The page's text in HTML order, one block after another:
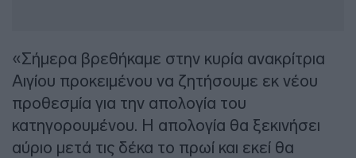
«Σήμερα βρεθήκαμε στην κυρία ανακρίτρια
Αιγίου προκειμένου να ζητήσουμε εκ νέου
προθεσμία για την απολογία του
κατηγορουμένου. Η απολογία θα ξεκινήσει
αύριο μετά τις δέκα το πρωί και εκεί θα